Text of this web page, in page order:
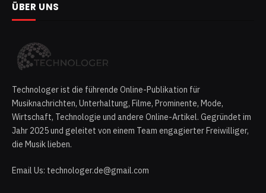
ÜBER UNS
Technologer ist die führende Online-Publikation für
Musiknachrichten, Unterhaltung, Filme, Prominente, Mode,
Wirtschaft, Technologie und andere Online-Artikel. Gegründet im
Jahr 2025 und geleitet von einem Team engagierter Freiwilliger,
die Musik lieben.
Email Us: technologer.de@gmail.com